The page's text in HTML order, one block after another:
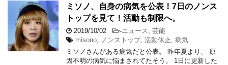
ミソノ、自身の病気を公表！7日のノンス
トップを見て！活動も制限へ。
2019/10/02 -ニュース
芸能
misono
ノンストップ, 活動休止 病気
ミソノさんがある病気だと公表。 昨年夏より、 原
因不明の病気に悩まされてたそう。 1日に更新した